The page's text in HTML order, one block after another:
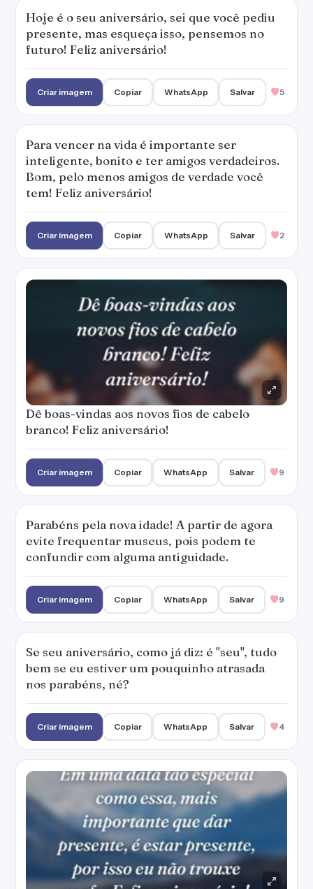
Hoje é o seu aniversário, sei que você pediu
presente, mas esqueça isso, pensemos no
futuro! Feliz aniversário!
Criar imagem Copiar WhatsApp Salvar 5
Para vencer na vida é importante ser
inteligente, bonito e ter amigos verdadeiros.
Bom, pelo menos amigos de verdade você
tem! Feliz aniversário!
Criar imagem Copiar WhatsApp Salvar 2
Dê boas-vindas aos novos fios de cabelo
branco! Feliz aniversário!
Criar imagem Copiar WhatsApp Salvar 9
Parabéns pela nova idade! A partir de agora
evite frequentar museus, pois podem te
confundir com alguma antiguidade.
Criar imagem Copiar WhatsApp Salvar 9
Se seu aniversário, como já diz: é ''seu'', tudo
bem se eu estiver um pouquinho atrasada
nos parabéns, né?
Criar imagem Copiar WhatsApp Salvar 4